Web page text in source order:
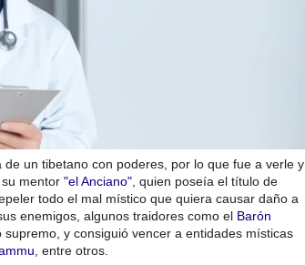
un tibetano con poderes, por lo que fue a verle y
mentor "el Anciano" , quien poseía el título de
todo el mal místico que quiera causar daño a
enemigos, algunos traidores como el Barón
y consiguió vencer a entidades místicas
, entre otros.